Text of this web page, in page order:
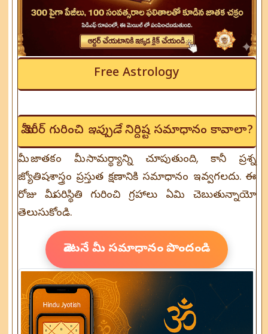
Free Astrology
మీ కెరీర్ గురించి ఇప్పుడేనిర్దిష్ట సమాధానం కావాలా?
మీ జాతకం మీ సామర్థ్యాన్ని చూపుతుంది, కానీ ప్రశ్న
జ్యోతిషశాస్త్రం ప్రస్తుత క్షణానికి సమాధానం ఇవ్వగలదు. ఈ
రోజు మీ పరిస్థితి గురించి గ్రహాలు ఏమి చెబుతున్నాయో
తెలుసుకోండి.
వెంటనే మీ సమాధానం పొందండి